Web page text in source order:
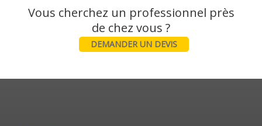
Vous cherchez un professionnel près
DEMANDER UN DEVIS